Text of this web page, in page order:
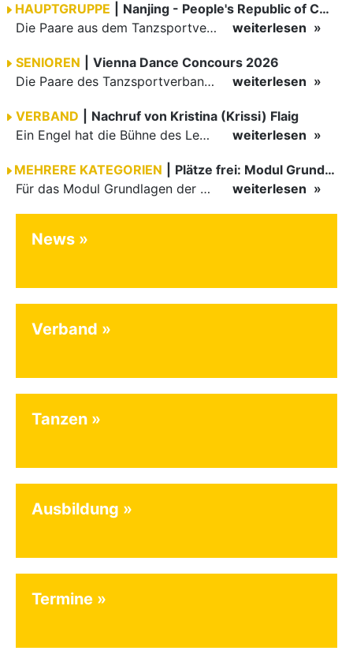
HAUPTGRUPPE
Nanjing - People's Republic of China
Die Paare aus dem Tanzsportverband Baden-Württemberg (TBW) haben beim hochklassig besetzten WDSF GrandSlam im chinesischen Nanjing wieder einmal auf internationalem Top-Niveau geglänzt. Das…
weiterlesen
SENIOREN
Vienna Dance Concours 2026
Die Paare des Tanzsportverbandes Baden-Württemberg (TBW) glänzten auf dem internationalen Parkett des Vienna Dance Concourse 2026 im Wiener Rathaus mit hervorragenden Platzierungen Ergebnisse unter: …
weiterlesen
VERBAND
Nachruf von Kristina (Krissi) Flaig
Ein Engel hat die Bühne des Lebens verlassen. Viel zu früh, plötzlich und für uns alle unfassbar, wurde unsere geliebte Kristina (Krissi) Flaig im Alter von 36 Jahren aus dem Leben gerissen. Das Tanzen…
weiterlesen
MEHRERE KATEGORIEN
Plätze frei: Modul Grundlagen
Für das Modul Grundlagen der Breitensportausbildung vom 10. bis 13. September an der Landessportschule Albstadt sind noch Plätze frei. Das Modul kann auch für den Lizenzerhalt (30 LE fachlich) genutzt…
weiterlesen
News
Verband
Tanzen
Ausbildung
Termine